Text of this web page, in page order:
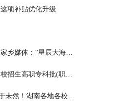
项补贴优化升级
湘籍航天员张陆回应家乡媒体：“星辰大海是一群人的长征”
湖南省2026年普通高校招生高职专科批(职高对口类)第一次投档分数线
“防”住风险，“溺”止于未然！湖南各地各校打响防溺水“保卫战”